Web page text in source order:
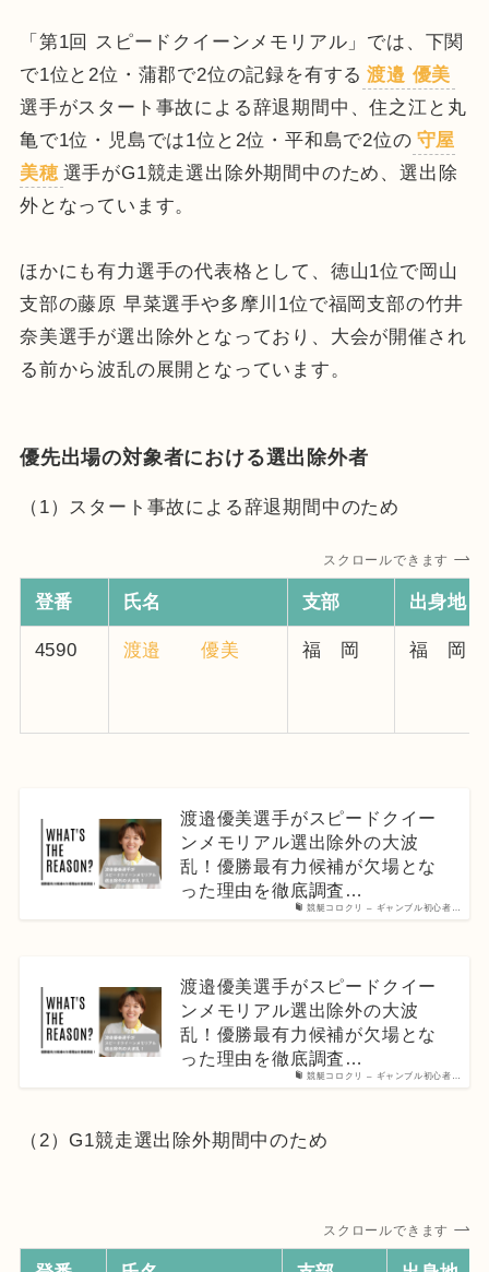
「第1回 スピードクイーンメモリアル」では、下関
で1位と2位・蒲郡で2位の記録を有する 渡邉 優美
選手がスタート事故による辞退期間中、住之江と丸
亀で1位・児島では1位と2位・平和島で2位の 守屋
美穂 選手がG1競走選出除外期間中のため、選出除
外となっています。
ほかにも有力選手の代表格として、徳山1位で岡山
支部の藤原 早菜選手や多摩川1位で福岡支部の竹井
奈美選手が選出除外となっており、大会が開催され
る前から波乱の展開となっています。
優先出場の対象者における選出除外者
（1）スタート事故による辞退期間中のため
スクロールできます
登番 氏名 支部 出身地
4590 渡邉 優美 福 岡 福 岡
競艇コロクリ – ギャンブル初心者…
渡邉優美選手がスピードクイー
ンメモリアル選出除外の大波
乱！優勝最有力候補が欠場とな
った理由を徹底調査…
競艇コロクリ – ギャンブル初心者…
渡邉優美選手がスピードクイー
ンメモリアル選出除外の大波
乱！優勝最有力候補が欠場とな
った理由を徹底調査…
（2）G1競走選出除外期間中のため
スクロールできます